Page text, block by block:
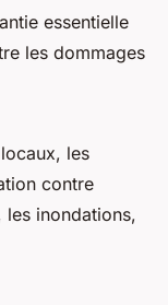
essentielle
les dommages
les
contre
les inondations,